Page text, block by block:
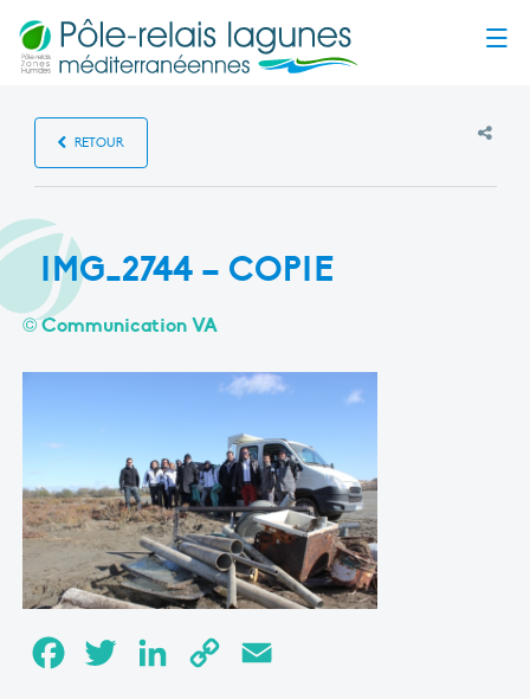
RETOUR
IMG_2744 – COPIE
© Communication VA
FacebookTwitter LinkedInCopy